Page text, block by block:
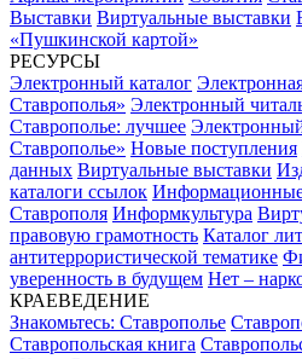
Выставки Виртуальные выставки
«Пушкинской картой»
РЕСУРСЫ
Электронный каталог
Ставрополья» Электронный
Ставрополье: лучшее
Ставрополье» Новые поступления
данных Виртуальные выставки
каталоги ссылок Информационные
Ставрополя Информкультура
правовую грамотность Каталог
антитеррористической тематике
уверенность в будущем Нет –
КРАЕВЕДЕНИЕ
Знакомьтесь: Ставрополье
Ставропольская книга